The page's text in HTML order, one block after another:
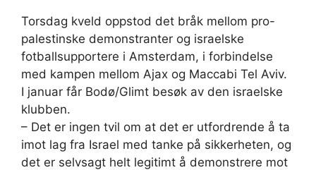
Torsdag kveld oppstod det bråk mellom pro-
palestinske demonstranter og israelske
fotballsupportere i Amsterdam, i forbindelse
med kampen mellom Ajax og Maccabi Tel Aviv.
I januar får Bodø/Glimt besøk av den israelske
klubben.
– Det er ingen tvil om at det er utfordrende å ta
imot lag fra Israel med tanke på sikkerheten, og
det er selvsagt helt legitimt å demonstrere mot